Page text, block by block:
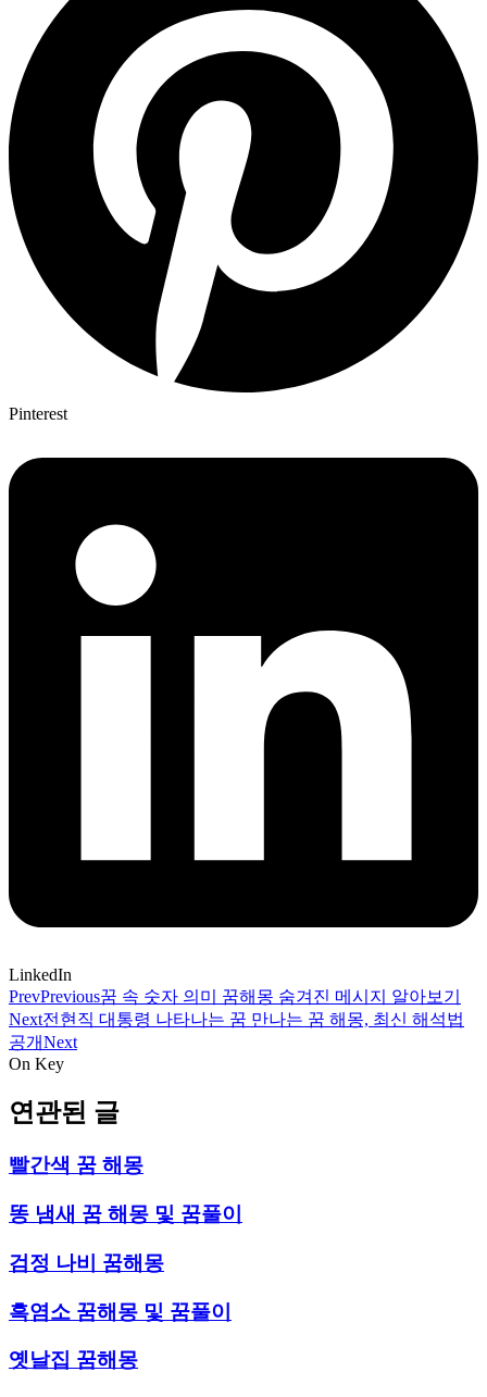
Pinterest
LinkedIn
PrevPrevious꿈 속 숫자 의미 꿈해몽 숨겨진 메시지 알아보기
Next전현직 대통령 나타나는 꿈 만나는 꿈 해몽, 최신 해석법
공개Next
On Key
연관된 글
빨간색 꿈 해몽
똥 냄새 꿈 해몽 및 꿈풀이
검정 나비 꿈해몽
흑염소 꿈해몽 및 꿈풀이
옛날집 꿈해몽